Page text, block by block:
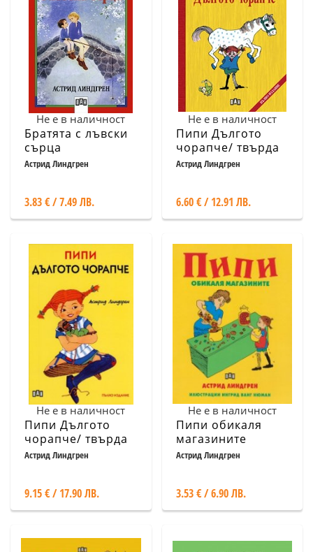
Не е в наличност
Братята с лъвски
сърца
Астрид Линдгрен
3.83 € / 7.49 ЛВ.
Не е в наличност
Пипи Дългото
чорапче/ твърда
корица
Астрид Линдгрен
6.60 € / 12.91 ЛВ.
Не е в наличност
Пипи Дългото
чорапче/ твърда
корица с
Астрид Линдгрен
9.15 € / 17.90 ЛВ.
Не е в наличност
Пипи обикаля
магазините
Астрид Линдгрен
3.53 € / 6.90 ЛВ.